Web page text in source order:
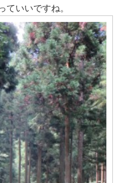
いいですね。